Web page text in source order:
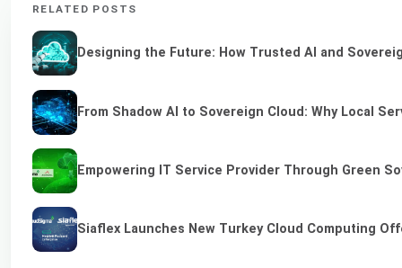
RELATED POSTS
Designing the Future: How Trusted AI and
From Shadow AI to Sovereign Cloud: Why Local
Empowering IT Service Provider Through Green
Siaflex Launches New Turkey Cloud Computing